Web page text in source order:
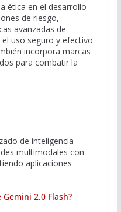
ética en el desarrollo
de riesgo,
avanzadas de
uso seguro y efectivo
incorpora marcas
para combatir la
de inteligencia
multimodales con
aplicaciones
2.0 Flash?